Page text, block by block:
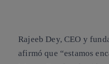
Rajeeb Dey, CEO y
afirmó que “estamos